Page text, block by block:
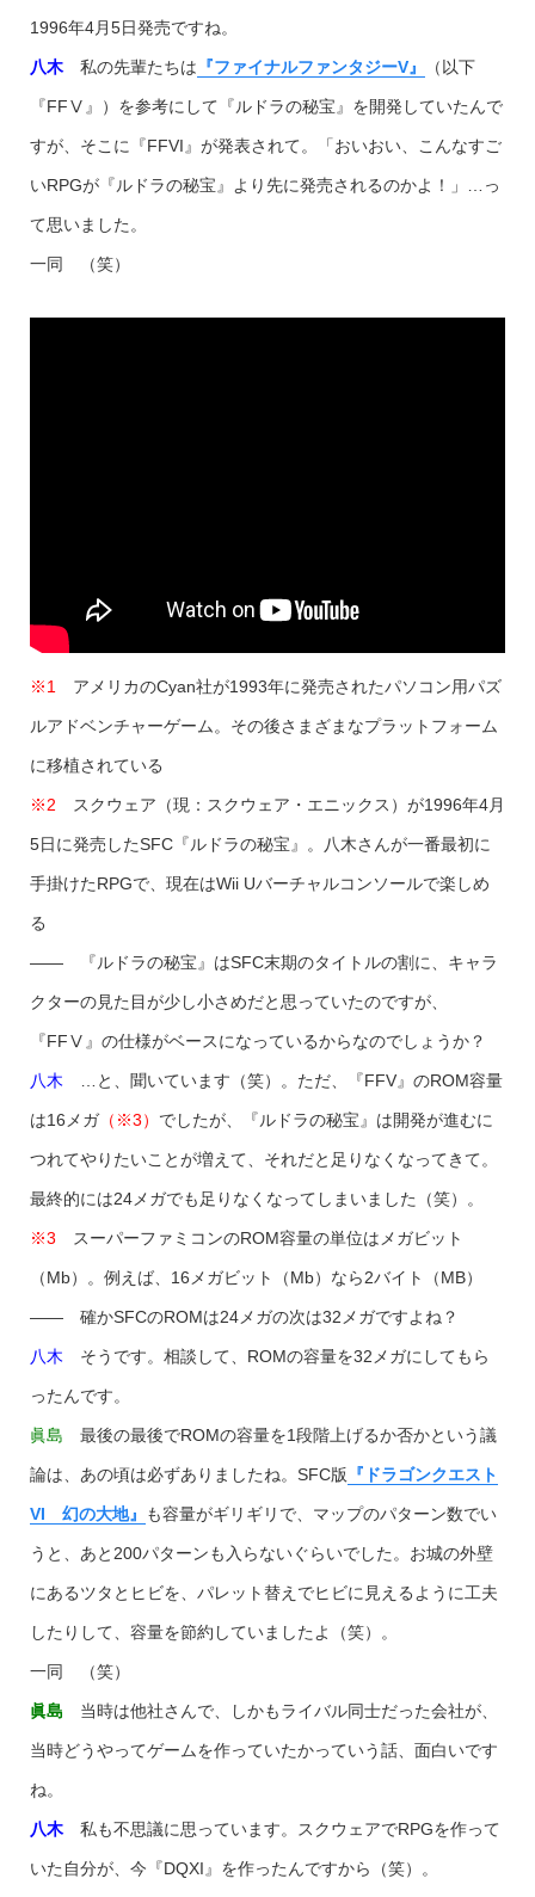
1996年4月5日発売ですね。
八木私の先輩たちは 『ファイナルファンタジーV』 （以下
『FFⅤ』）を参考にして『ルドラの秘宝』を開発していたんで
すが、そこに『FFVI』が発表されて。「おいおい、こんなすご
いRPGが『ルドラの秘宝』より先に発売されるのかよ！」…っ
て思いました。
一同 （笑）
※1アメリカのCyan社が1993年に発売されたパソコン用パズ
ルアドベンチャーゲーム。その後さまざまなプラットフォーム
に移植されている
※2 スクウェア（現：スクウェア・エニックス）が1996年4月
5日に発売したSFC『ルドラの秘宝』。八木さんが一番最初に
手掛けたRPGで、現在はWii Uバーチャルコンソールで楽しめ
る
―― 『ルドラの秘宝』はSFC末期のタイトルの割に、キャラ
クターの見た目が少し小さめだと思っていたのですが、
『FFⅤ』の仕様がベースになっているからなのでしょうか？
八木 …と、聞いています（笑）。ただ、『FFV』のROM容量
は16メガ（※3） でしたが、『ルドラの秘宝』は開発が進むに
つれてやりたいことが増えて、それだと足りなくなってきて。
最終的には24メガでも足りなくなってしまいました（笑）。
※3 スーパーファミコンのROM容量の単位はメガビット
（Mb）。例えば、16メガビット（Mb）なら2バイト（MB）
―― 確かSFCのROMは24メガの次は32メガですよね？
八木 そうです。相談して、ROMの容量を32メガにしてもら
ったんです。
眞島 最後の最後でROMの容量を1段階上げるか否かという議
論は、あの頃は必ずありましたね。SFC版 『ドラゴンクエスト
VI 幻の大地』 も容量がギリギリで、マップのパターン数でい
うと、あと200パターンも入らないぐらいでした。お城の外壁
にあるツタとヒビを、パレット替えでヒビに見えるように工夫
したりして、容量を節約していましたよ（笑）。
一同 （笑）
眞島 当時は他社さんで、しかもライバル同士だった会社が、
当時どうやってゲームを作っていたかっていう話、面白いです
ね。
八木私も不思議に思っています。スクウェアでRPGを作って
いた自分が、今『DQXI』を作ったんですから（笑）。